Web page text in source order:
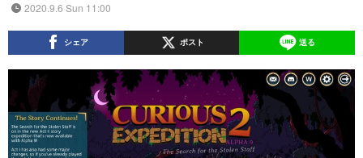
2020.9.6 Sun 11:00
シェア ポスト 送る